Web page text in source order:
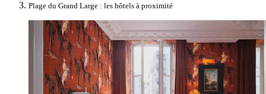
Plage du Grand Large : les hôtels à proximité